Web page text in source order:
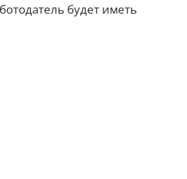
будет иметь